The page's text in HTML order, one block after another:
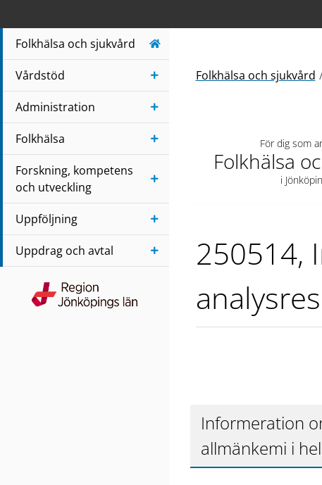
Folkhälsa och sjukvård
Vårdstöd
Administration
Folkhälsa
Forskning, kompetens
och utveckling
Uppföljning
Uppdrag och avtal
Region Jönköpings län
Folkhälsa och sjukvård
För dig som
Folkhälsa
i
250514,
Informeration
allmänkemi i